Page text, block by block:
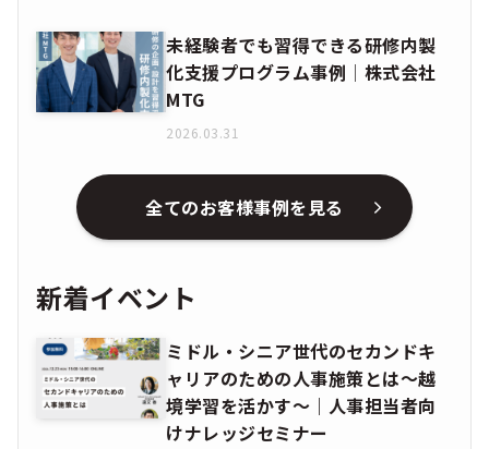
未経験者でも習得できる研修内製
化支援プログラム事例│株式会社
MTG
2026.03.31
全てのお客様事例を見る
新着イベント
ミドル・シニア世代のセカンドキ
ャリアのための人事施策とは〜越
境学習を活かす〜｜人事担当者向
けナレッジセミナー